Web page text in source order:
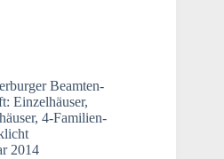
Beamten-
Einzelhäuser,
4-Familien-
2014